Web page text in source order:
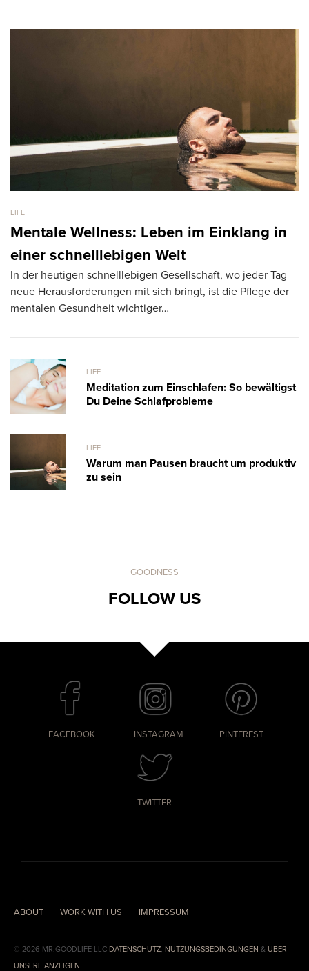
LIFE
Mentale Wellness: Leben im Einklang in
einer schnelllebigen Welt
In der heutigen schnelllebigen Gesellschaft, wo jeder Tag
neue Herausforderungen mit sich bringt, ist die Pflege der
mentalen Gesundheit wichtiger…
LIFE
Meditation zum Einschlafen: So bewältigst
Du Deine Schlafprobleme
LIFE
Warum man Pausen braucht um produktiv
zu sein
GOODNESS
FOLLOW US
FACEBOOK INSTAGRAM PINTEREST
TWITTER
ABOUT WORK WITH US IMPRESSUM
© 2026 MR.GOODLIFE LLC DATENSCHUTZ, NUTZUNGSBEDINGUNGEN & ÜBER
UNSERE ANZEIGEN